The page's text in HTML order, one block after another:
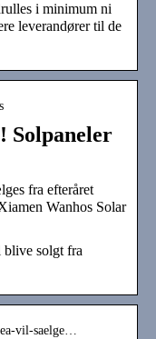
i minimum ni
leverandører til de
Solpaneler
fra efteråret
Wanhos Solar
solgt fra
vil-saelge…